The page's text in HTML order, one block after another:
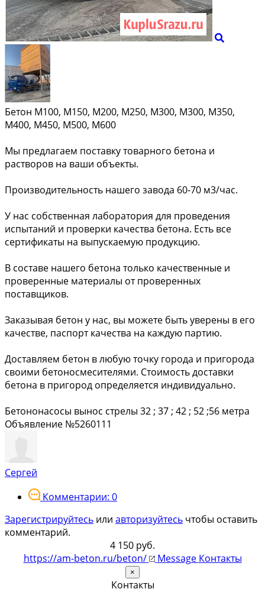
Бетон М100, М150, М200, М250, М300, М300, М350,
М400, М450, М500, М600
Мы предлагаем поставку товарного бетона и
растворов на ваши объекты.
Производительность нашего завода 60-70 м3/час.
У нас собственная лаборатория для проведения
испытаний и проверки качества бетона. Есть все
сертификаты на выпускаемую продукцию.
В составе нашего бетона только качественные и
проверенные материалы от проверенных
поставщиков.
Заказывая бетон у нас, вы можете быть уверены в его
качестве, паспорт качества на каждую партию.
Доставляем бетон в любую точку города и пригорода
своими бетоносмесителями. Стоимость доставки
бетона в пригород определяется индивидуально.
Бетононасосы вынос стрелы 32 ; 37 ; 42 ; 52 ;56 метра
Объявление №5260111
Сергей
Комментарии: 0
Зарегистрируйтесь или авторизуйтесь чтобы оставить
комментарий.
4 150 руб.
https://am-beton.ru/beton/
Message Контакты
×
Контакты